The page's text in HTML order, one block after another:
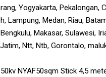
Yogyakarta, Pekalongan,
Lampung, Medan, Riau,
Makasar, Sulawesi,
Ntt, Ntb, Gorontalo,
NYAF50sqm Stick 4,5